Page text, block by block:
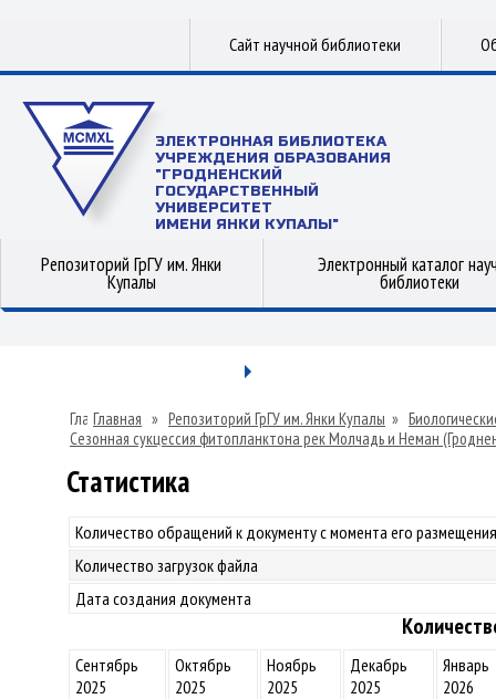
Сайт научной библиотеки
ЭЛЕКТРОННАЯ БИБЛИОТЕКА
УЧРЕЖДЕНИЯ ОБРАЗОВАНИЯ
"ГРОДНЕНСКИЙ
ГОСУДАРСТВЕННЫЙ
УНИВЕРСИТЕТ
ИМЕНИ ЯНКИ КУПАЛЫ"
Репозиторий ГрГУ им. Янки
Купалы
Электронный каталог
библиотеки
Главная » Репозиторий ГрГУ им. Янки Купалы »
Сезонная сукцессия фитопланктона рек Молчадь и Неман
Статистика
Количество обращений к документу с момента его
Количество загрузок файла
Дата создания документа
Сентябрь
2025
Октябрь
2025
Ноябрь
2025
Декабрь
2025
Январь
2026